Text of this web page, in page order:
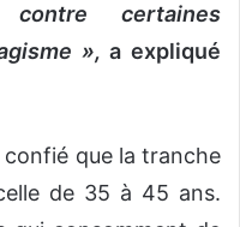
contre certaines
», a expliqué
confié que la tranche
de 35 à 45 ans.